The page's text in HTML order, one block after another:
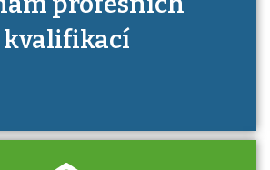
kvalifikací